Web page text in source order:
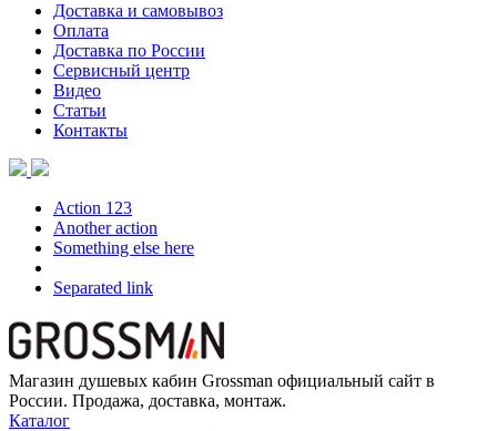
Доставка и самовывоз
Оплата
Доставка по России
Сервисный центр
Видео
Статьи
Контакты
Action 123
Another action
Something else here
Separated link
Магазин душевых кабин Grossman официальный сайт в
России. Продажа, доставка, монтаж.
Каталог